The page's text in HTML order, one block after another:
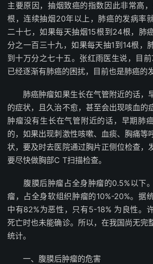
主要原因，抽烟致癌的指数因此非常高
根，连续抽烟20年以上，肺癌的发病率
二十七，如果每天抽烟15根到24根，肺
分之一百三十九，如果每天抽1到14根，
到十万分之七十五。张红雨医生说，目
已经逐渐有肺癌的困扰，目前也是肺癌的
肺癌肿瘤如果生长在气管附近的话，
的症状，且久治不愈，甚至会出现咳血的
肿瘤没有生长在气管附近的话，早期肺
的，如果出现刺激性咳嗽、血痰、胸痛等
状，要及时去医院通过胸片正侧位检查，
要尽快做胸部C T扫描检查。
腹膜后肿瘤占全身肿瘤的0.5%以下
瘤，占全身软组织肿瘤的10%-20%。据
中有82%为恶性，只有5-18% 为良性。
死亡时也未能确诊。所以，在我国尚无完
统计。
一、腹膜后肿瘤的危害